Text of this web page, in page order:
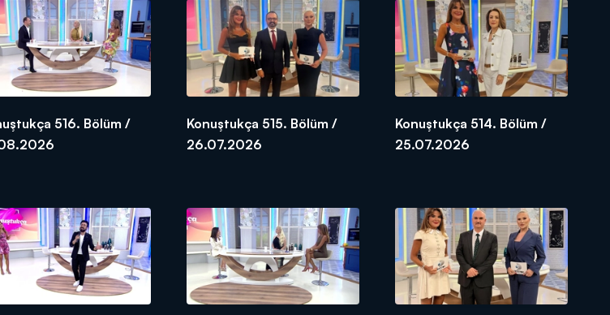
pazar Kanal D’de.
516. Bölüm /
Konuştukça 515. Bölüm /
26.07.2026
Konuştukça 514. Bölüm /
25.07.2026